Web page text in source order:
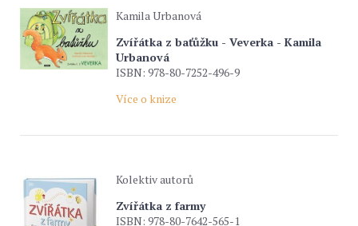
Kamila Urbanová
Zvířátka z baťůžku - Veverka - Kamila
Urbanová
ISBN: 978-80-7252-496-9
Více o knize
Kolektiv autorů
Zvířátka z farmy
ISBN: 978-80-7642-565-1